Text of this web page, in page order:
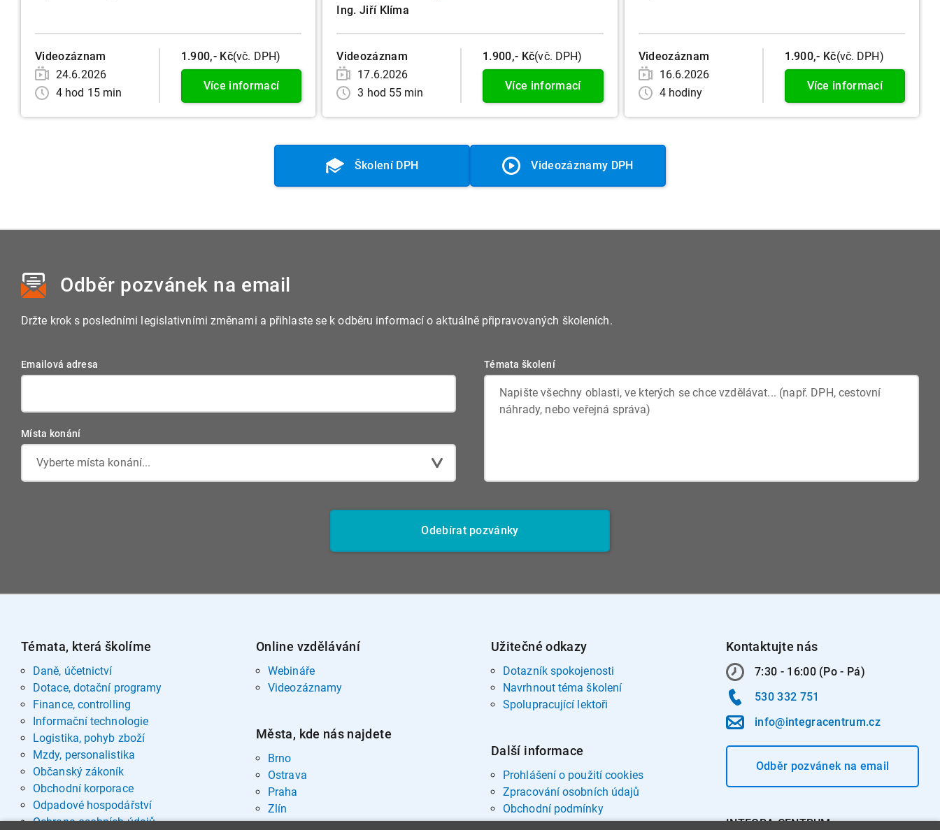
Videozáznam
24.6.2026
4 hod 15 min
1.900,- Kč(vč. DPH)
Více informací
Ing. Jiří Klíma
Videozáznam
17.6.2026
3 hod 55 min
1.900,- Kč(vč. DPH)
Více informací
Videozáznam
16.6.2026
4 hodiny
1.900,- Kč(vč. DPH)
Více informací
Školení DPH Videozáznamy DPH
Odběr pozvánek na email
Držte krok s posledními legislativními změnami a přihlaste se k odběru informací o aktuálně připravovaných školeních.
Emailová adresa
Místa konání
Vyberte místa konání...
Témata školení
Odebírat pozvánky
Témata, která školíme
Daně, účetnictví
Dotace, dotační programy
Finance, controlling
Informační technologie
Logistika, pohyb zboží
Mzdy, personalistika
Občanský zákoník
Obchodní korporace
Odpadové hospodářství
Ochrana osobních údajů
Online vzdělávání
Webináře
Videozáznamy
Města, kde nás najdete
Brno
Ostrava
Praha
Zlín
Užitečné odkazy
Dotazník spokojenosti
Navrhnout téma školení
Spolupracující lektoři
Další informace
Prohlášení o použití cookies
Zpracování osobních údajů
Obchodní podmínky
Kontaktujte nás
7:30 - 16:00 (Po - Pá)
530 332 751
info@integracentrum.cz
Odběr pozvánekna email
INTEGRA CENTRUM s.r.o.